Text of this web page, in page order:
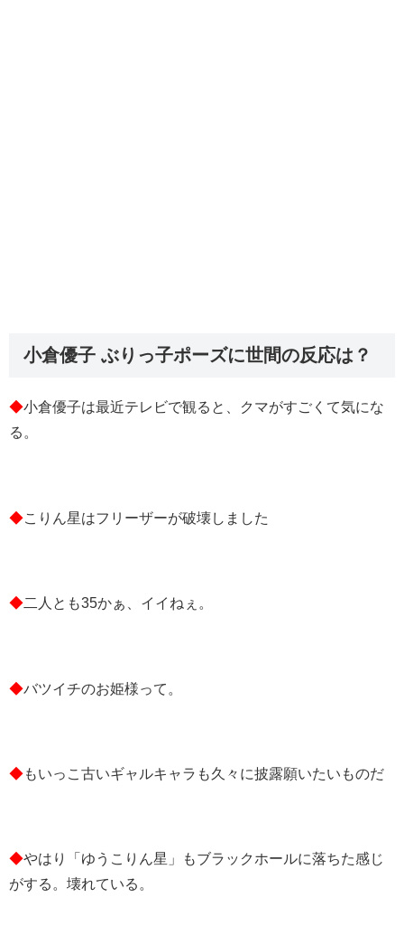
小倉優子 ぶりっ子ポーズに世間の反応は？
◆小倉優子は最近テレビで観ると、クマがすごくて気にな
る。
◆こりん星はフリーザーが破壊しました
◆二人とも35かぁ、イイねぇ。
◆バツイチのお姫様って。
◆もいっこ古いギャルキャラも久々に披露願いたいものだ
◆やはり「ゆうこりん星」もブラックホールに落ちた感じ
がする。壊れている。